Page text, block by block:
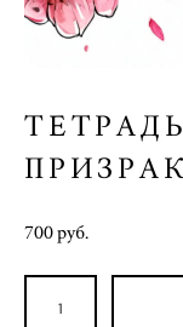
700 pуб.